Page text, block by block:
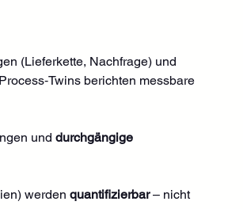
(Lieferkette, Nachfrage) und
berichten messbare
und durchgängige
werden quantifizierbar – nicht